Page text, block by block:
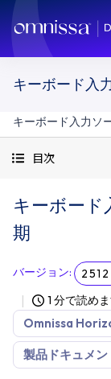
キーボード入
キーボード入力ソ
目次
キーボード
期
バージョン: 2512
1 分で読め
Omnissa
製品ドキュメン